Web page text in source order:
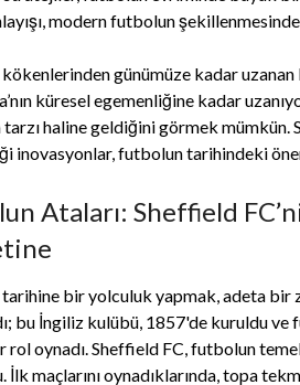
modern futbolun
günümüze kadar uzanan
küresel egemenliğine kadar
haline geldiğini görmek mümkün.
inovasyonlar, futbolun tarihindeki
Ataları: Sheffield
bir yolculuk yapmak, adeta bir
bu İngiliz kulübü, 1857'de kuruldu ve
rol oynadı. Sheffield FC, futbolun
İlk maçlarını oynadıklarında, topa